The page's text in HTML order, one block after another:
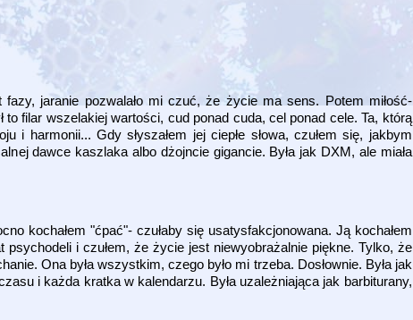
jaranie pozwalało mi czuć, że życie ma sens. Potem miłość-
filar wszelakiej wartości, cud ponad cuda, cel ponad cele. Ta, którą
i harmonii... Gdy słyszałem jej ciepłe słowa, czułem się, jakbym
dawce kaszlaka albo dżojncie gigancie. Była jak DXM, ale miała
kochałem "ćpać"- czułaby się usatysfakcjonowana. Ją kochałem
i czułem, że życie jest niewyobrażalnie piękne. Tylko, że
Ona była wszystkim, czego było mi trzeba. Dosłownie. Była jak
i każda kratka w kalendarzu. Była uzależniająca jak barbiturany,